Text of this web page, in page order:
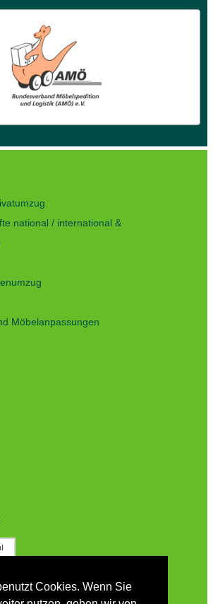
Cookies. Wenn Sie
national / international &
Möbelanpassungen